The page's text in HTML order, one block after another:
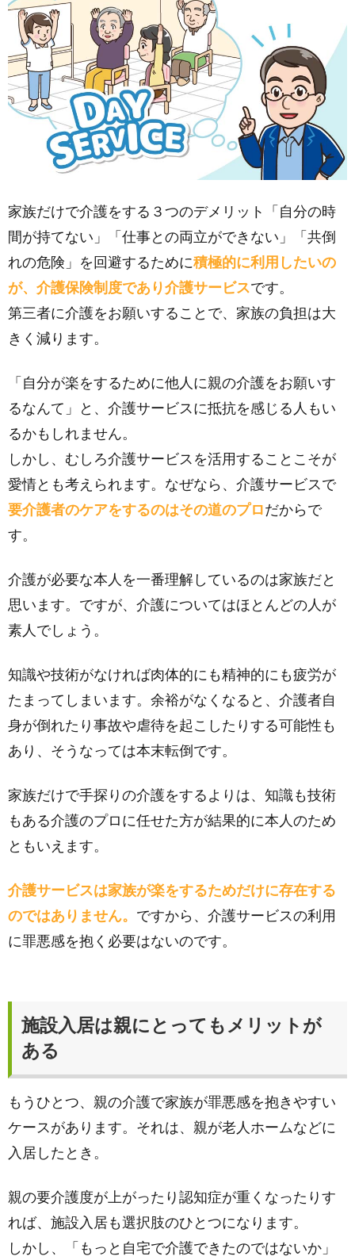
家族だけで介護をする３つのデメリット「自分の時
間が持てない」「仕事との両立ができない」「共倒
れの危険」を回避するために積極的に利用したいの
が、介護保険制度であり介護サービスです。
第三者に介護をお願いすることで、家族の負担は大
きく減ります。
「自分が楽をするために他人に親の介護をお願いす
るなんて」と、介護サービスに抵抗を感じる人もい
るかもしれません。
しかし、むしろ介護サービスを活用することこそが
愛情とも考えられます。なぜなら、介護サービスで
要介護者のケアをするのはその道のプロだからで
す。
介護が必要な本人を一番理解しているのは家族だと
思います。ですが、介護についてはほとんどの人が
素人でしょう。
知識や技術がなければ肉体的にも精神的にも疲労が
たまってしまいます。余裕がなくなると、介護者自
身が倒れたり事故や虐待を起こしたりする可能性も
あり、そうなっては本末転倒です。
家族だけで手探りの介護をするよりは、知識も技術
もある介護のプロに任せた方が結果的に本人のため
ともいえます。
介護サービスは家族が楽をするためだけに存在する
のではありません。 ですから、介護サービスの利用
に罪悪感を抱く必要はないのです。
施設入居は親にとってもメリットが
ある
もうひとつ、親の介護で家族が罪悪感を抱きやすい
ケースがあります。それは、親が老人ホームなどに
入居したとき。
親の要介護度が上がったり認知症が重くなったりす
れば、施設入居も選択肢のひとつになります。
しかし、「もっと自宅で介護できたのではないか」